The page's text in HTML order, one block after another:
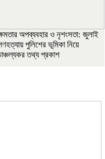
অপব্যবহার ও নৃশংসতা: জুলাই
পুলিশের ভূমিকা নিয়ে
তথ্য প্রকাশ